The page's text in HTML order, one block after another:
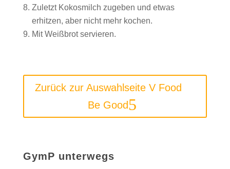
Zuletzt Kokosmilch zugeben und etwas
erhitzen, aber nicht mehr kochen.
Mit Weißbrot servieren.
Zurück zur Auswahlseite V Food
Be Good
GymP unterwegs